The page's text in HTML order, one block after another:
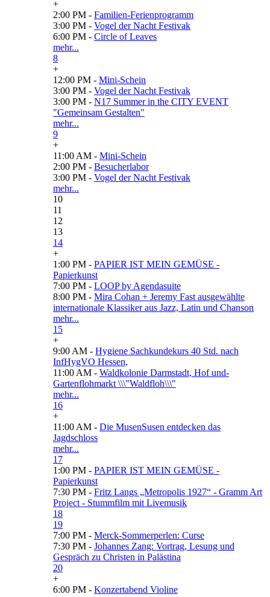
+
2:00 PM - Familien-Ferienprogramm
3:00 PM - Vogel der Nacht Festivak
6:00 PM - Circle of Leaves
mehr...
8
+
12:00 PM - Mini-Schein
3:00 PM - Vogel der Nacht Festivak
3:00 PM - N17 Summer in the CITY EVENT
"Gemeinsam Gestalten"
mehr...
9
+
11:00 AM - Mini-Schein
2:00 PM - Besucherlabor
3:00 PM - Vogel der Nacht Festivak
mehr...
10
11
12
13
14
+
1:00 PM - PAPIER IST MEIN GEMÜSE -
Papierkunst
7:00 PM - LOOP by Agendasuite
8:00 PM - Mira Cohan + Jeremy Fast ausgewählte
internationale Klassiker aus Jazz, Latin und Chanson
mehr...
15
+
9:00 AM - Hygiene Sachkundekurs 40 Std. nach
InfHygVO Hessen,
11:00 AM - Waldkolonie Darmstadt, Hof und-
Gartenflohmarkt \\\"Waldfloh\\\"
mehr...
16
+
11:00 AM - Die MusenSusen entdecken das
Jagdschloss
mehr...
17
1:00 PM - PAPIER IST MEIN GEMÜSE -
Papierkunst
7:30 PM - Fritz Langs „Metropolis 1927“ - Gramm Art
Project - Stummfilm mit Livemusik
18
19
7:00 PM - Merck-Sommerperlen: Curse
7:30 PM - Johannes Zang: Vortrag, Lesung und
Gespräch zu Christen in Palästina
20
+
6:00 PM - Konzertabend Violine